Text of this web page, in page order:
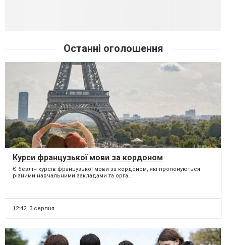
Останні оголошення
Курси французької мови за кордоном
Є безліч курсів французької мови за кордоном, які пропонуються
різними навчальними закладами та орга...
12:42, 3 серпня